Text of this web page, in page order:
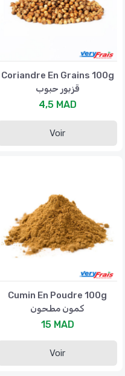
Coriandre En Grains 100g
قزبور حبوب
4,5 MAD
Voir
Cumin En Poudre 100g
كمون مطحون
15 MAD
Voir